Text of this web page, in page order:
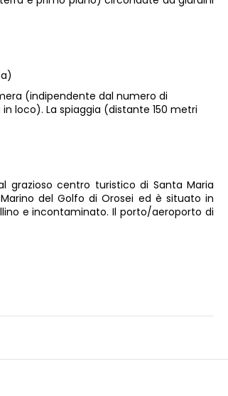
grazioso centro turistico di Santa Maria
del Golfo di Orosei ed è situato in
e incontaminato. Il porto/aeroporto di
(indipendente dal numero di
loco). La spiaggia (distante 150 metri